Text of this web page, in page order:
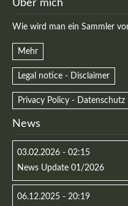
Über mich
Wie wird man ein Sammler
Mehr
Legal notice - Disclaimer
Privacy Policy - Datenschutz
News
03.02.2026 - 02:15
News Update 01/2026
06.12.2025 - 20:19